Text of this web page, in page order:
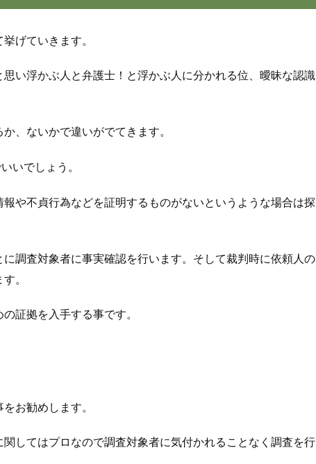
げていきます。
い浮かぶ人と弁護士！と浮かぶ人に分かれる位、曖昧な認識
、ないかで違いがでてきます。
いでしょう。
や不貞行為などを証明するものがないというような場合は探
調査対象者に事実確認を行います。そして裁判時に依頼人の
。
証拠を入手する事です。
お勧めします。
してはプロなので調査対象者に気付かれることなく調査を行